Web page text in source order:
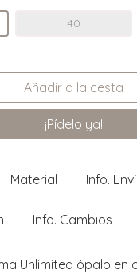
40
¡Pídelo ya!
Material Info.
Info. Cambios
Unlimited ópalo en